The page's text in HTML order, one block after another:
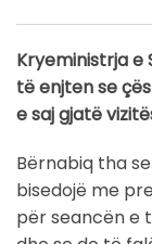
Kryeministrja e
të enjten se
e saj gjatë
Bërnabiq tha
bisedojë me
për seancën e